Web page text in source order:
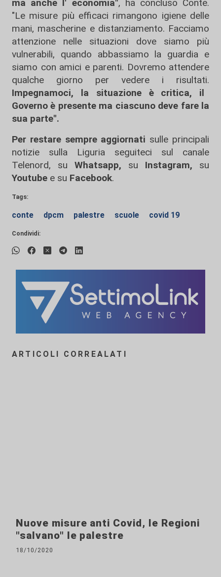
ma anche l' economia", ha concluso Conte.
"Le misure più efficaci rimangono igiene delle
mani, mascherine e distanziamento. Facciamo
attenzione nelle situazioni dove siamo più
vulnerabili, quando abbassiamo la guardia e
siamo con amici e parenti. Dovremo attendere
qualche giorno per vedere i risultati.
Impegnamoci, la situazione è critica, il
Governo è presente ma ciascuno deve fare la
sua parte".
Per restare sempre aggiornati sulle principali
notizie sulla Liguria seguiteci sul canale
Telenord, su
Whatsapp, su Instagram, su
Youtube e su Facebook.
Tags:
conte dpcm palestre scuole covid 19
Condividi:
ARTICOLI CORREALATI
Nuove misure anti Covid, le Regioni
"salvano" le palestre
18/10/2020